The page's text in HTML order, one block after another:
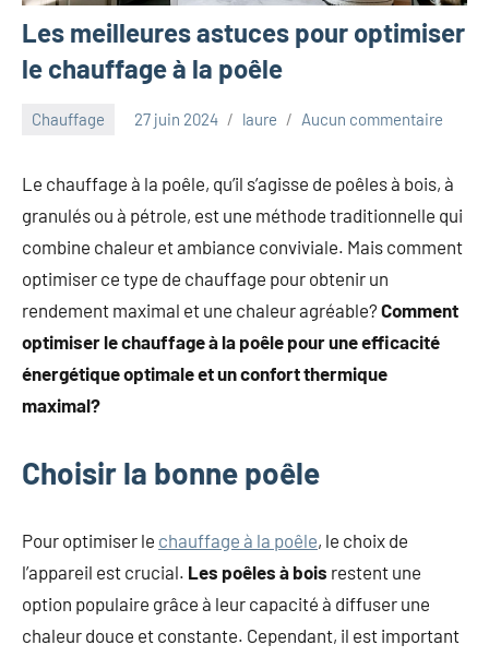
Les meilleures astuces pour optimiser
le chauffage à la poêle
Chauffage 27 juin 2024 laure Aucun commentaire
Le chauffage à la poêle, qu’il s’agisse de poêles à bois, à
granulés ou à pétrole, est une méthode traditionnelle qui
combine chaleur et ambiance conviviale. Mais comment
optimiser ce type de chauffage pour obtenir un
rendement maximal et une chaleur agréable? Comment
optimiser le chauffage à la poêle pour une efficacité
énergétique optimale et un confort thermique
maximal?
Choisir la bonne poêle
Pour optimiser le chauffage à la poêle, le choix de
l’appareil est crucial. Les poêles à bois restent une
option populaire grâce à leur capacité à diffuser une
chaleur douce et constante. Cependant, il est important